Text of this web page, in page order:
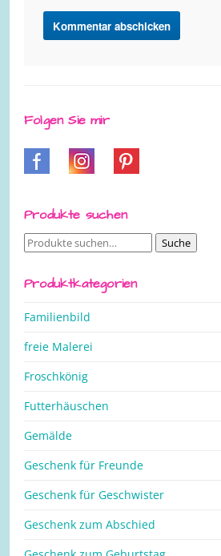
Folgen Sie mir
Produkte suchen
Suche
Suche
Produktkategorien
Familienbild
freie Malerei
Froschkönig
Futterhäuschen
Gemälde
Geschenk für Freunde
Geschenk für Geschwister
Geschenk zum Abschied